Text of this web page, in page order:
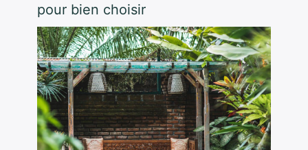
pour bien choisir